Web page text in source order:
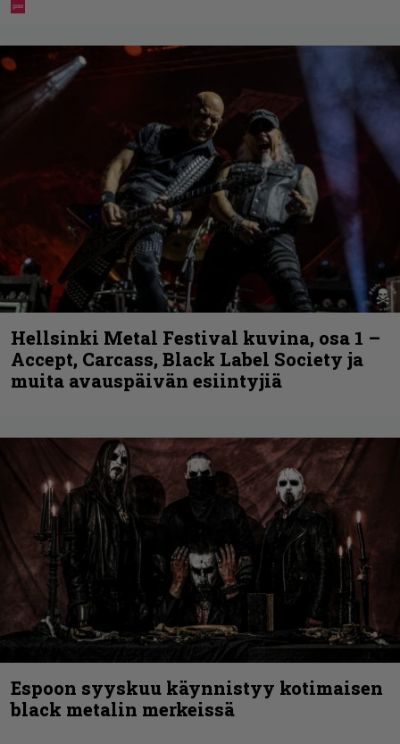
Hellsinki Metal Festival kuvina, osa 1 –
Accept, Carcass, Black Label Society ja
muita avauspäivän esiintyjiä
Espoon syyskuu käynnistyy kotimaisen
black metalin merkeissä